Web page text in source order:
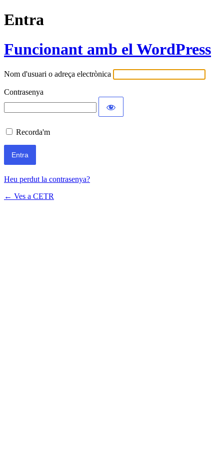
Entra
Funcionant amb el WordPress
Nom d'usuari o adreça electrònica
Contrasenya
Recorda'm
Heu perdut la contrasenya?
← Ves a CETR